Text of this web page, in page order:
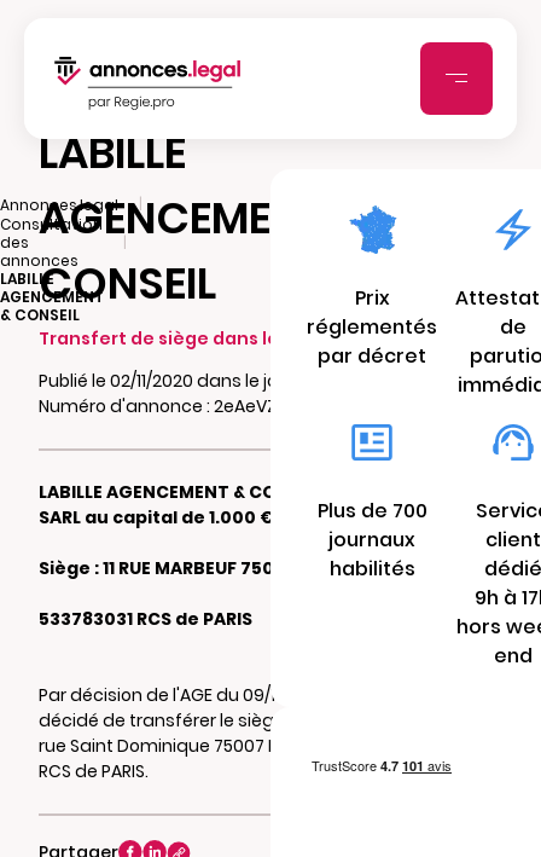
Annonces.legal
|
Consultation
des
annonces
|
LABILLE
AGENCEMENT
& CONSEIL
LABILLE
AGENCEMENT &
CONSEIL
Transfert de siège dans le même ressort
Publié le 02/11/2020 dans le journal La Croix
Numéro d'annonce : 2eAeVZAyhNzZD
LABILLE AGENCEMENT & CONSEIL
SARL au capital de 1.000 €
Siège : 11 RUE MARBEUF 75008 PARIS
533783031 RCS de PARIS
Par décision de l'AGE du 09/10/2020, il a été
décidé de transférer le siège social au 115,
rue Saint Dominique 75007 PARIS. Mention au
RCS de PARIS.
Partager
Prix
réglementés
par décret
de
Plus de 700
journaux
habilités
client
dédié
9h à
hors
end